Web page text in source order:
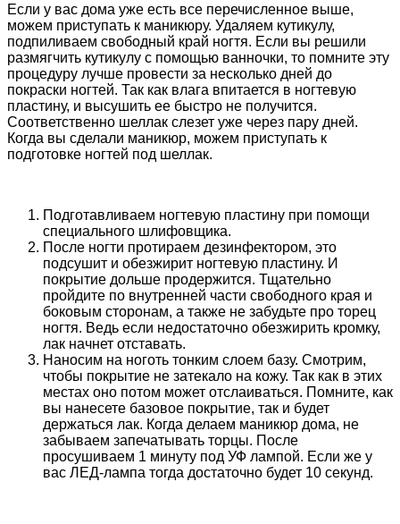
Если у вас дома уже есть все перечисленное выше,
можем приступать к маникюру. Удаляем кутикулу,
подпиливаем свободный край ногтя. Если вы решили
размягчить кутикулу с помощью ванночки, то помните эту
процедуру лучше провести за несколько дней до
покраски ногтей. Так как влага впитается в ногтевую
пластину, и высушить ее быстро не получится.
Соответственно шеллак слезет уже через пару дней.
Когда вы сделали маникюр, можем приступать к
подготовке ногтей под шеллак.
Подготавливаем ногтевую пластину при помощи
специального шлифовщика.
После ногти протираем дезинфектором, это
подсушит и обезжирит ногтевую пластину. И
покрытие дольше продержится. Тщательно
пройдите по внутренней части свободного края и
боковым сторонам, а также не забудьте про торец
ногтя. Ведь если недостаточно обезжирить кромку,
лак начнет отставать.
Наносим на ноготь тонким слоем базу. Смотрим,
чтобы покрытие не затекало на кожу. Так как в этих
местах оно потом может отслаиваться. Помните, как
вы нанесете базовое покрытие, так и будет
держаться лак. Когда делаем маникюр дома, не
забываем запечатывать торцы. После
просушиваем 1 минуту под УФ лампой. Если же у
вас ЛЕД-лампа тогда достаточно будет 10 секунд.